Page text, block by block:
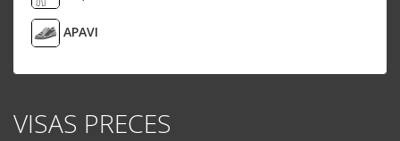
APAVI
VISAS PRECES